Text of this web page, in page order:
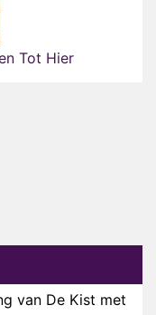
Tot Hier
van De Kist met